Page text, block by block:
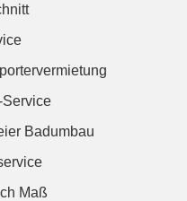
Service
Badumbau
Maß